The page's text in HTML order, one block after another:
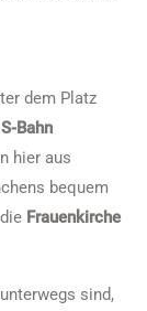
dem Platz
S-Bahn
hier aus
bequem
Frauenkirche
sind,